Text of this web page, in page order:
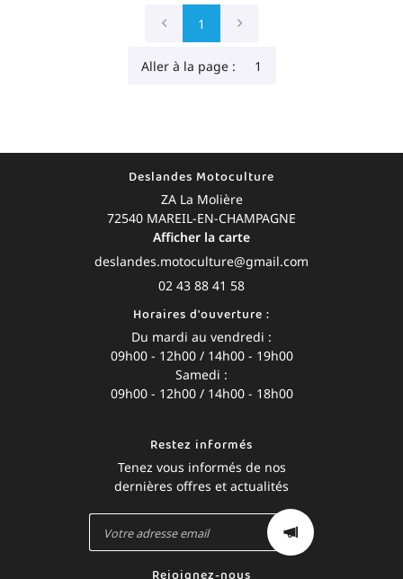
1
Aller à la page :
Deslandes Motoculture
ZA La Molière
72540 MAREIL-EN-CHAMPAGNE
Afficher la carte
02 43 88 41 58
Horaires d'ouverture :
Du mardi au vendredi :
09h00 - 12h00 / 14h00 - 19h00
Samedi :
09h00 - 12h00 / 14h00 - 18h00
Restez informés
Tenez vous informés de nos
dernières offres et actualités